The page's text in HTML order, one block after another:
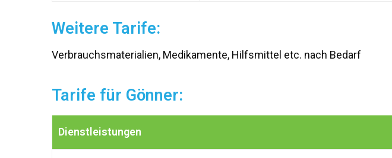
Weitere Tarife:
Verbrauchsmaterialien, Medikamente, Hilfsmittel etc. nach Bedarf
Tarife für Gönner:
Dienstleistungen